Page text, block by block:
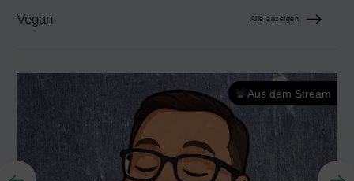
Vegan Alle anzeigen
Aus dem Stream